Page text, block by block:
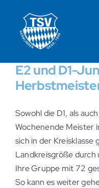
springen
E2 und D1-
Sowohl die D1, als
Wochenende Meister
sich in der Kreisklasse
Landkreisgröße durch
Ihre Gruppe mit 72
So kann es weiter